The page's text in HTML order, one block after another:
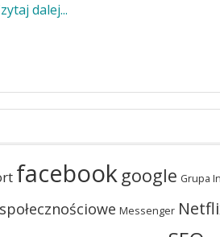
dalej...
facebook google Grupa
Messenger